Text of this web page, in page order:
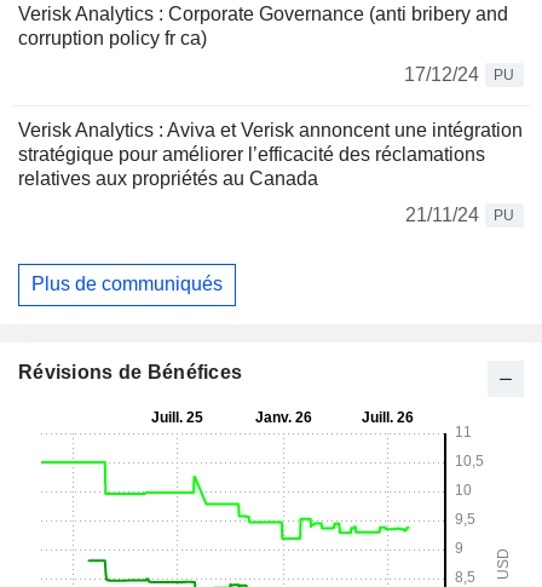
Verisk Analytics : Corporate Governance (anti bribery and
corruption policy fr ca)
17/12/24
PU
Verisk Analytics : Aviva et Verisk annoncent une intégration
stratégique pour améliorer l’efficacité des réclamations
relatives aux propriétés au Canada
21/11/24
PU
Plus de communiqués
Révisions de Bénéfices